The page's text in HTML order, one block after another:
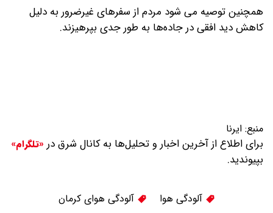
همچنین توصیه می شود مردم از سفرهای غیرضرور به دلیل
کاهش دید افقی در جاده‌ها به طور جدی بپرهیزند.
منبع: ایرنا
برای اطلاع از آخرین اخبار و تحلیل‌ها به کانال شرق در «تلگرام»
بپیوندید.
آلودگی هوا
آلودگی هوای کرمان